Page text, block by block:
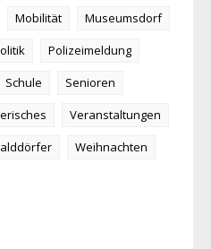
Mobilität
Museumsdorf
Polizeimeldung
Schule
Senioren
Veranstaltungen
Weihnachten